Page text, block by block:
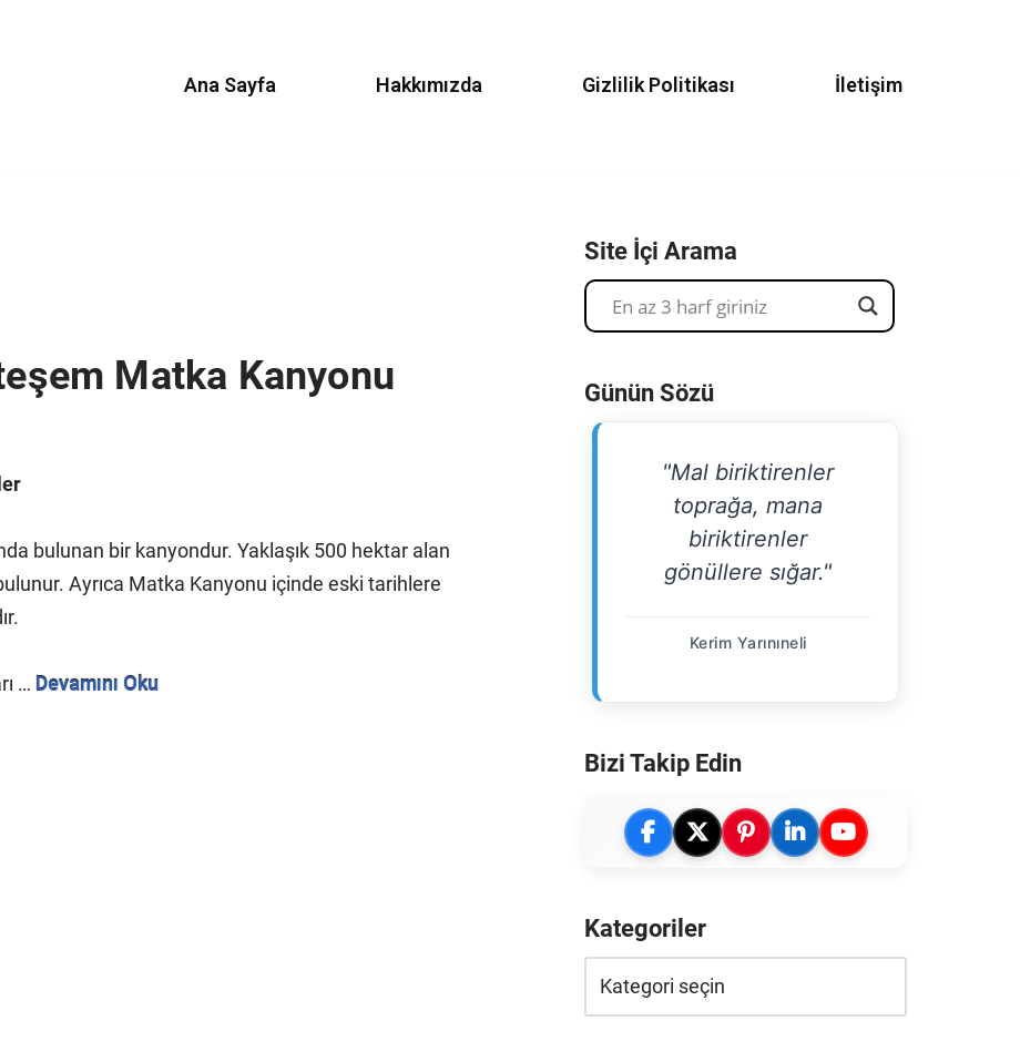
Ana Sayfa Hakkımızda Gizlilik Politikası İletişim
Matka Kanyonu
bulunan bir kanyondur. Yaklaşık 500 hektar alan
Ayrıca Matka Kanyonu içinde eski tarihlere
… Devamını Oku
Site İçi Arama
Günün Sözü
"Mal biriktirenler
toprağa, mana
biriktirenler
gönüllere sığar."
Kerim Yarınıneli
Bizi Takip Edin
Kategoriler